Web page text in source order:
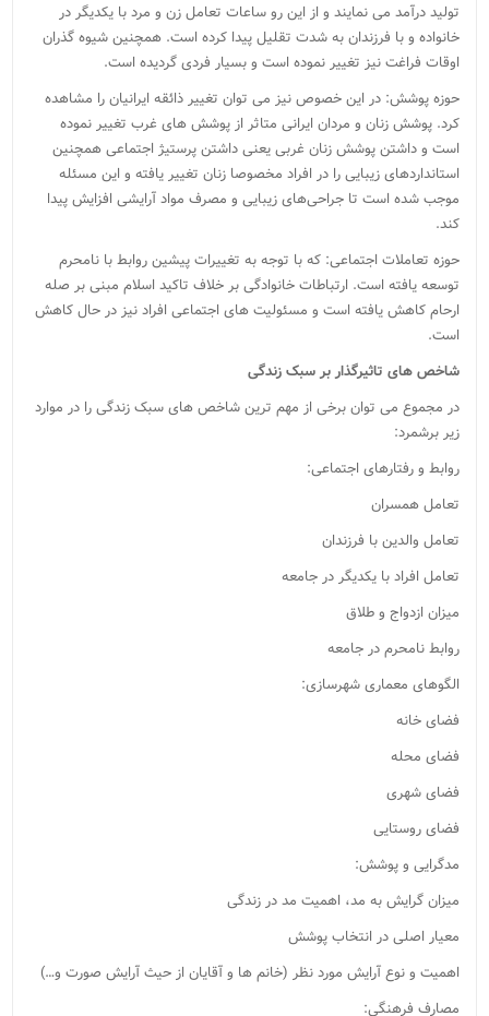
تولید درآمد می نمایند و از این رو ساعات تعامل زن و مرد با یکدیگر در
خانواده و با فرزندان به شدت تقلیل پیدا کرده است. همچنین شیوه گذران
اوقات فراغت نیز تغییر نموده است و بسیار فردی گردیده است.
حوزه پوشش: در این خصوص نیز می توان تغییر ذائقه ایرانیان را مشاهده
کرد. پوشش زنان و مردان ایرانی متاثر از پوشش های غرب تغییر نموده
است و داشتن پوشش زنان غربی یعنی داشتن پرستیژ اجتماعی همچنین
استانداردهای زیبایی را در افراد مخصوصا زنان تغییر یافته و این مسئله
موجب شده است تا جراحی‌های زیبایی و مصرف مواد آرایشی افزایش پیدا
کند.
حوزه تعاملات اجتماعی: که با توجه به تغییرات پیشین روابط با نامحرم
توسعه یافته است. ارتباطات خانوادگی بر خلاف تاکید اسلام مبنی بر صله
ارحام کاهش یافته است و مسئولیت های اجتماعی افراد نیز در حال کاهش
است.
شاخص های تاثیرگذار بر سبک زندگی
در مجموع می توان برخی از مهم ترین شاخص های سبک زندگی را در موارد
زیر برشمرد:
روابط و رفتارهای اجتماعی:
تعامل همسران
تعامل والدین با فرزندان
تعامل افراد با یکدیگر در جامعه
میزان ازدواج و طلاق
روابط نامحرم در جامعه
الگوهای معماری شهرسازی:
فضای خانه
فضای محله
فضای شهری
فضای روستایی
مدگرایی و پوشش:
میزان گرایش به مد، اهمیت مد در زندگی
معیار اصلی در انتخاب پوشش
اهمیت و نوع آرایش مورد نظر (خانم ها و آقایان از حیث آرایش صورت و…)
مصارف فرهنگی: